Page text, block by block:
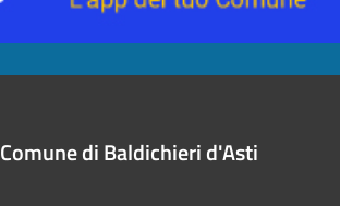
Comune di Baldichieri d'Asti